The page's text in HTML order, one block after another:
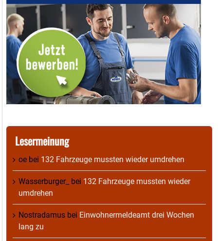
Lesermeinung
oe bei 132 Fahrzeuge mussten wieder umdrehen
Wasserburger_ bei 132 Fahrzeuge mussten wieder
umdrehen
Nostradamus bei Einwohnermeldeamt drei Wochen
lang zu